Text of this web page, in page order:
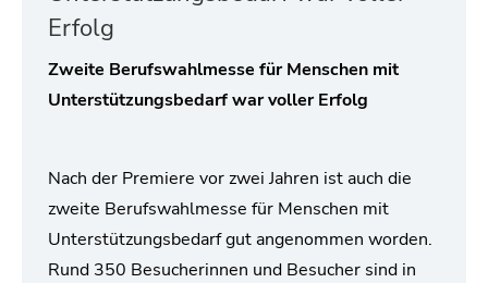
Erfolg
Zweite Berufswahlmesse für Menschen mit
Unterstützungsbedarf war voller Erfolg
Nach der Premiere vor zwei Jahren ist auch die
zweite Berufswahlmesse für Menschen mit
Unterstützungsbedarf gut angenommen worden.
Rund 350 Besucherinnen und Besucher sind in